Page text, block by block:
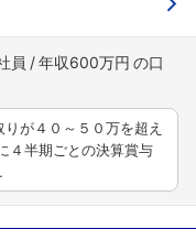
員 年収600万円
が４０～５０万を超え
４半期ごとの決算賞与